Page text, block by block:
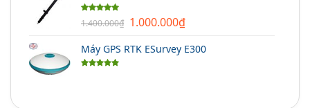
Được xếp
hạng5.00
1.400.000₫ Giá
là:
1.000.000₫Giá
tại
Máy GPS RTK ESurvey E300